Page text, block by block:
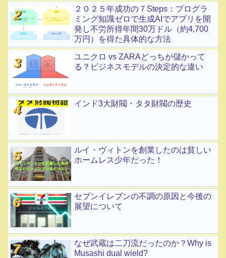
２０２５年成功の７Steps：プログラ
ミング知識ゼロで生成AIでアプリを開
発し不労所得年間30万ドル（約4,700
万円）を得た具体的な方法
ユニクロ vs ZARAどっちが儲かって
る？ビジネスモデルの決定的な違い
インド3大財閥・タタ財閥の歴史
ルイ・ヴィトンを創業したのは貧しい
ホームレス少年だった！
セブンイレブンの不調の原因と今後の
展望について
なぜ武蔵は二刀流だったのか？Why is
Musashi dual wield?